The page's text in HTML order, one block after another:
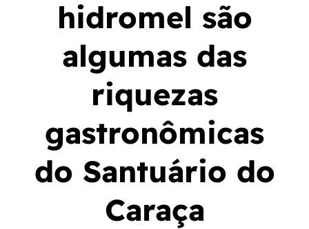
hidromel são
algumas das
riquezas
gastronômicas
do Santuário do
Caraça